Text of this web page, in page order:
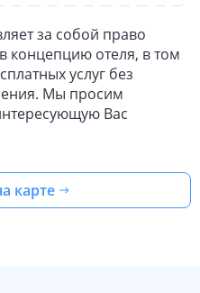
за собой право
концепцию отеля, в том
услуг без
Мы просим
Вас
карте